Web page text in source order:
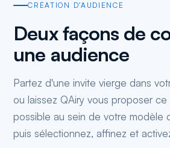
CRÉATION D'AUDIENCE
Deux façons de
une audience
Partez d'une invite vierge dans
ou laissez QAiry vous proposer
possible au sein de votre
puis sélectionnez, affinez et